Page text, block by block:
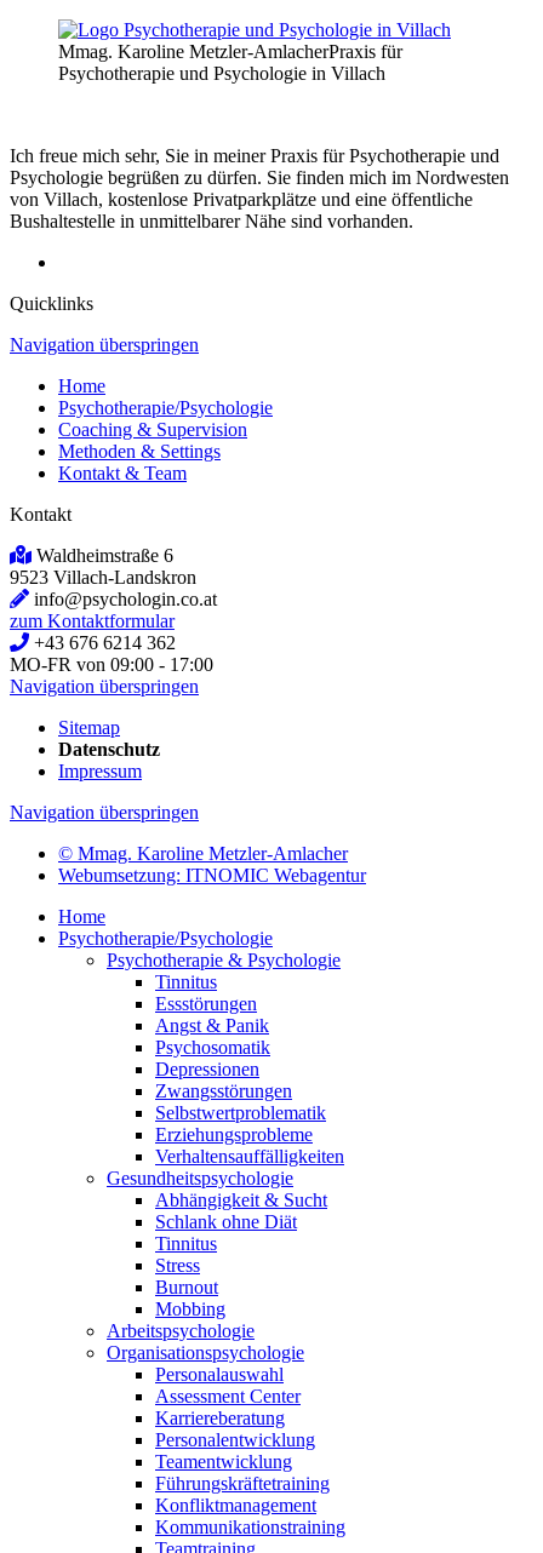
Mmag. Karoline Metzler-AmlacherPraxis für
Psychotherapie und Psychologie in Villach
Ich freue mich sehr, Sie in meiner Praxis für Psychotherapie und
Psychologie begrüßen zu dürfen. Sie finden mich im Nordwesten
von Villach, kostenlose Privatparkplätze und eine öffentliche
Bushaltestelle in unmittelbarer Nähe sind vorhanden.
Quicklinks
Navigation überspringen
Home
Psychotherapie/Psychologie
Coaching & Supervision
Methoden & Settings
Kontakt & Team
Kontakt
Waldheimstraße 6
9523 Villach-Landskron
info@psychologin.co.at
zum Kontaktformular
+43 676 6214 362
MO-FR von 09:00 - 17:00
Navigation überspringen
Sitemap
Datenschutz
Impressum
Navigation überspringen
© Mmag. Karoline Metzler-Amlacher
Webumsetzung: ITNOMIC Webagentur
Home
Psychotherapie/Psychologie
Psychotherapie & Psychologie
Tinnitus
Essstörungen
Angst & Panik
Psychosomatik
Depressionen
Zwangsstörungen
Selbstwertproblematik
Erziehungsprobleme
Verhaltensauffälligkeiten
Gesundheitspsychologie
Abhängigkeit & Sucht
Schlank ohne Diät
Tinnitus
Stress
Burnout
Mobbing
Arbeitspsychologie
Organisationspsychologie
Personalauswahl
Assessment Center
Karriereberatung
Personalentwicklung
Teamentwicklung
Führungskräftetraining
Konfliktmanagement
Kommunikationstraining
Teamtraining